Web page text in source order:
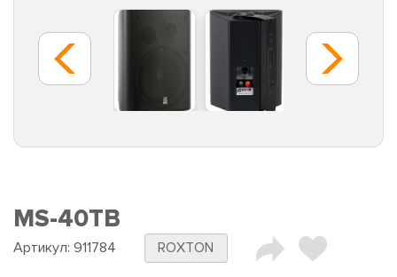
MS-40TB
Артикул: 911784 ROXTON